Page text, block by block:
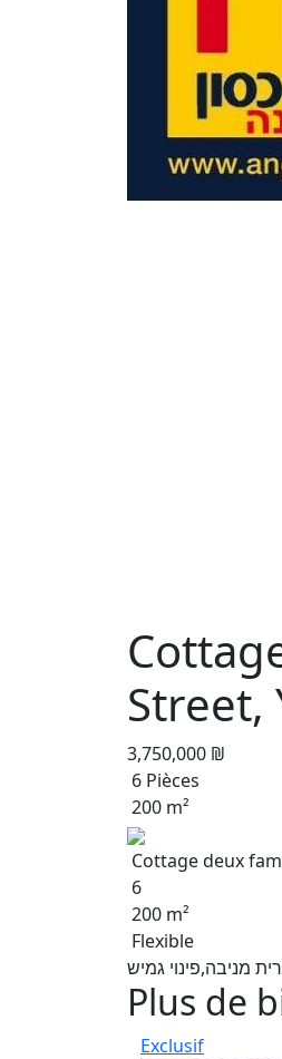
Street,
3,750,000 ₪
6 Pièces
200 m²
Cottage deux
6
200 m²
Flexible
Plus de
Exclusif